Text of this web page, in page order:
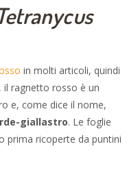
in molti articoli, quindi
ragnetto rosso è un
e, come dice il nome,
giallastro. Le foglie
prima ricoperte da puntini